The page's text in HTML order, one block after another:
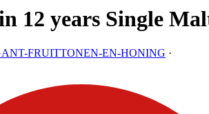
12 years Single
FRUITTONEN-EN-HONING ·